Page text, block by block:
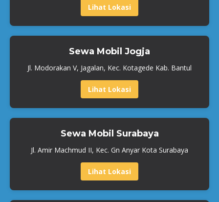
Lihat Lokasi
Sewa Mobil Jogja
Jl. Modorakan V, Jagalan, Kec. Kotagede Kab. Bantul
Lihat Lokasi
Sewa Mobil Surabaya
Jl. Amir Machmud II, Kec. Gn Anyar Kota Surabaya
Lihat Lokasi